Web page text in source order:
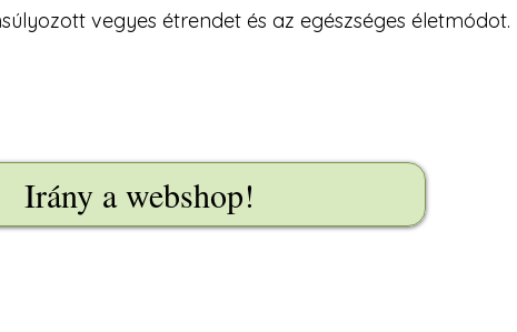
vegyes étrendet és az egészséges életmódot.
Irány a webshop!